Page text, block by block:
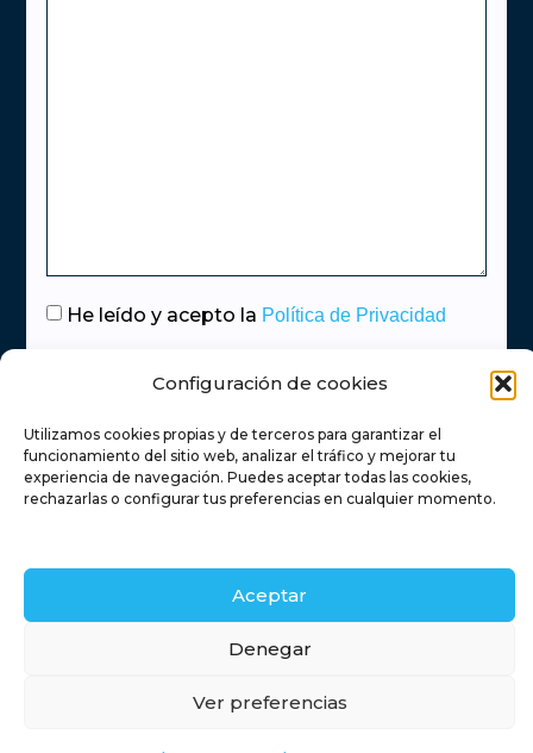
Configuración de cookies
Utilizamos cookies propias y de terceros para garantizar el
funcionamiento del sitio web, analizar el tráfico y mejorar tu
experiencia de navegación. Puedes aceptar todas las cookies,
rechazarlas o configurar tus preferencias en cualquier momento.
Aceptar
Denegar
Ver preferencias
He leído y acepto la Política de Privacidad
Enviar
Inicio Servicios inmobiliarios Financiación
Política de privacidadPolítica de cookies